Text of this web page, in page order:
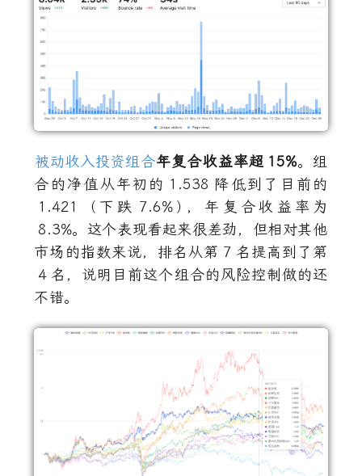
被动收入投资组合年复合收益率超 15%。组
合的净值从年初的 1.538 降低到了目前的
1.421
（下跌 7.6% ），年复合收益率为
8.3%。这个表现看起来很差劲，但相对其他
市场的指数来说，排名从第 7 名提高到了第
4 名，说明目前这个组合的风险控制做的还
不错。